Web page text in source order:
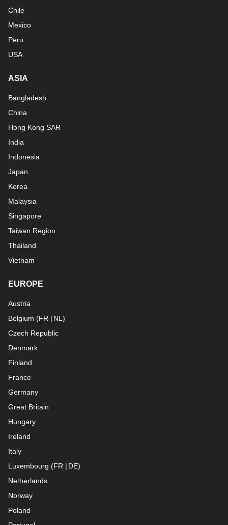
Chile
Mexico
Peru
USA
ASIA
Bangladesh
China
Hong Kong SAR
India
Indonesia
Japan
Korea
Malaysia
Singapore
Taiwan Region
Thailand
Vietnam
EUROPE
Austria
Belgium (FR NL )
Czech Republic
Denmark
Finland
France
Germany
Great Britain
Hungary
Ireland
Italy
Luxembourg (FR DE)
Netherlands
Norway
Poland